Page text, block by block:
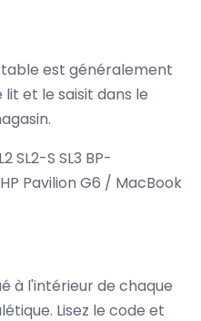
est généralement
et le saisit dans le
SL2-S SL3 BP-
Pavilion G6 / MacBook
à l'intérieur de chaque
Lisez le code et